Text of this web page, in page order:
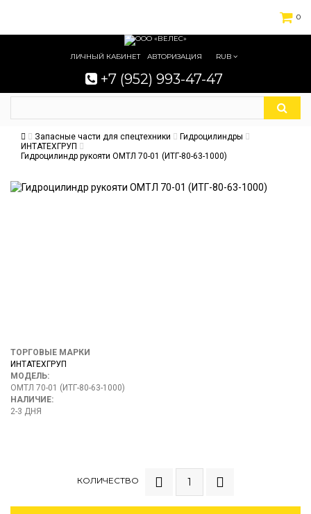
0
ЛИЧНЫЙ КАБИНЕТ АВТОРИЗАЦИЯ RUB
+7 (952) 993-47-47
Запасные части для спецтехники
Гидроцилиндры
ИНТАТЕХГРУП
Гидроцилиндр рукояти ОМТЛ 70-01 (ИТГ-80-63-1000)
ТОРГОВЫЕ МАРКИ
ИНТАТЕХГРУП
МОДЕЛЬ:
ОМТЛ 70-01 (ИТГ-80-63-1000)
НАЛИЧИЕ:
2-3 ДНЯ
КОЛИЧЕСТВО